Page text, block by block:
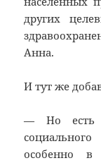
других
Анна.
И тут же
— Но есть
особенно в